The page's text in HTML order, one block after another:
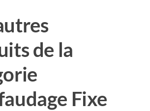
de la
Fixe